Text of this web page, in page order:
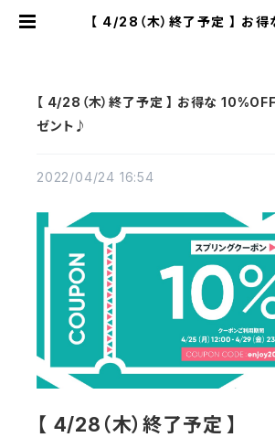
【 4/28（木）終了予定 】 お
【 4/28（木）終了予定 】 お得な
ゼント♪
2022/04/24 16:54
【 4/28（木）終了予定 】